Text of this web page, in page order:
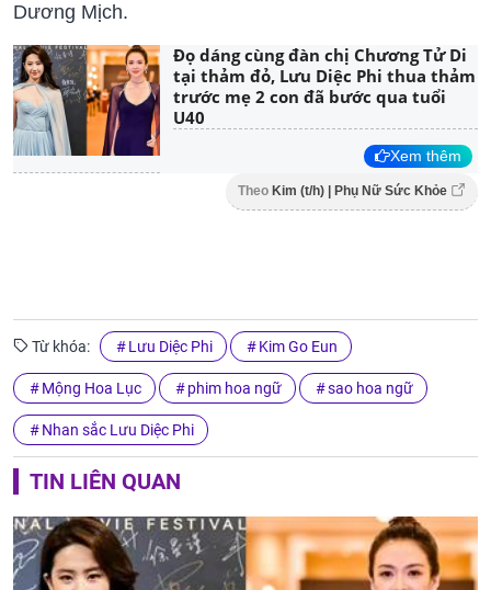
Dương Mịch.
Đọ dáng cùng đàn chị Chương Tử Di
tại thảm đỏ, Lưu Diệc Phi thua thảm
trước mẹ 2 con đã bước qua tuổi
U40
Xem thêm
Theo Kim (t/h) | Phụ Nữ Sức Khỏe
Từ khóa: Lưu Diệc Phi Kim Go Eun
Mộng Hoa Lục phim hoa ngữ sao hoa ngữ
Nhan sắc Lưu Diệc Phi
TIN LIÊN QUAN